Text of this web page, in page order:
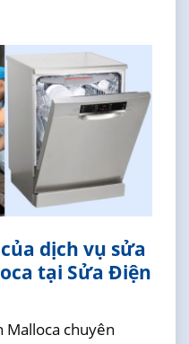
dịch vụ sửa
tại Sửa Điện
Malloca chuyên